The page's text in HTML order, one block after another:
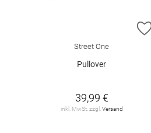
Street One
Pullover
39,99 €
inkl. MwSt. zzgl. Versand